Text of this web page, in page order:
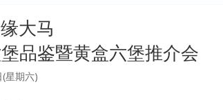
大马
品鉴暨黄盒六堡推介会
星期六)